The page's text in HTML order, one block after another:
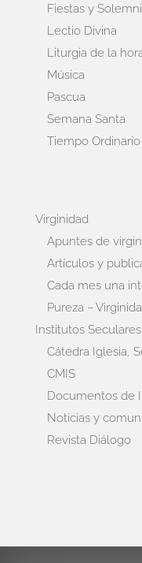
Fiestas y
Lectio Divina
Liturgia de la
Música
Pascua
Semana Santa
Tiempo Ordinario
Virginidad
Apuntes de
Artículos y
Cada mes una
Pureza –
Institutos Seculares
Cátedra Iglesia,
CMIS
Documentos de
Noticias y
Revista Diálogo